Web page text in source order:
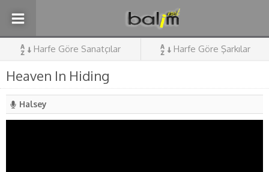
Harfe Göre Sanatçılar Harfe Göre Şarkılar
Heaven In Hiding
Halsey